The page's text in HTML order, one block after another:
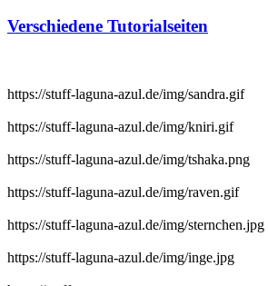
Verschiedene Tutorialseiten
https://stuff-laguna-azul.de/img/sandra.gif
https://stuff-laguna-azul.de/img/kniri.gif
https://stuff-laguna-azul.de/img/tshaka.png
https://stuff-laguna-azul.de/img/raven.gif
https://stuff-laguna-azul.de/img/sternchen.jpg
https://stuff-laguna-azul.de/img/inge.jpg